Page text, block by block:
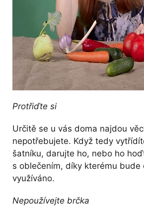
Protřiďte si
Určitě se u vás doma najdou
nepotřebujete. Když tedy
šatníku, darujte ho, nebo ho
s oblečením, díky kterému bude
využíváno.
Nepoužívejte brčka